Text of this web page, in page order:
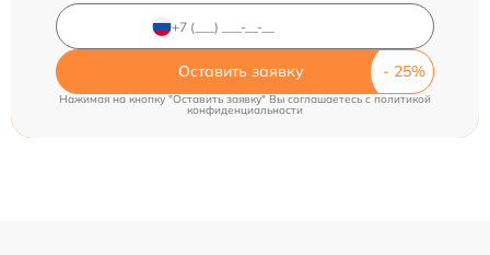
Оставить заявку
Нажимая на кнопку "Оставить заявку" Вы соглашаетесь c политикой
конфиденциальности